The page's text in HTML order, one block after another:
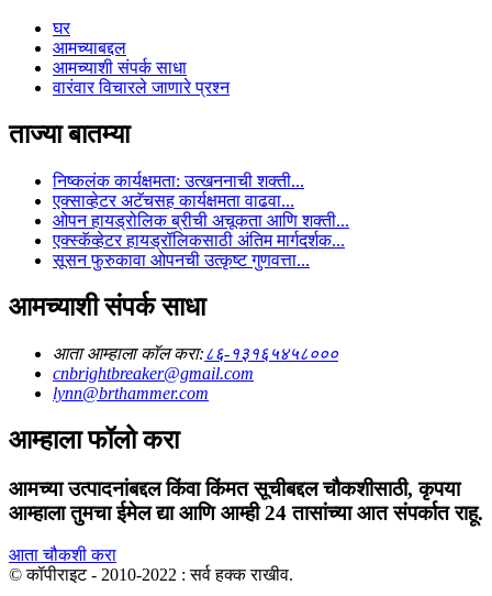
घर
आमच्याबद्दल
आमच्याशी संपर्क साधा
वारंवार विचारले जाणारे प्रश्न
ताज्या बातम्या
निष्कलंक कार्यक्षमता: उत्खननाची शक्ती...
एक्साव्हेटर अटॅचसह कार्यक्षमता वाढवा...
ओपन हायड्रोलिक ब्रीची अचूकता आणि शक्ती...
एक्स्कॅव्हेटर हायड्रॉलिकसाठी अंतिम मार्गदर्शक...
सूसन फुरुकावा ओपनची उत्कृष्ट गुणवत्ता...
आमच्याशी संपर्क साधा
आता आम्हाला कॉल करा:८६-१३१६५४५८०००
cnbrightbreaker@gmail.com
lynn@brthammer.com
आम्हाला फॉलो करा
आमच्या उत्पादनांबद्दल किंवा किंमत सूचीबद्दल चौकशीसाठी, कृपया
आम्हाला तुमचा ईमेल द्या आणि आम्ही 24 तासांच्या आत संपर्कात राहू.
आता चौकशी करा
© कॉपीराइट - 2010-2022 : सर्व हक्क राखीव.